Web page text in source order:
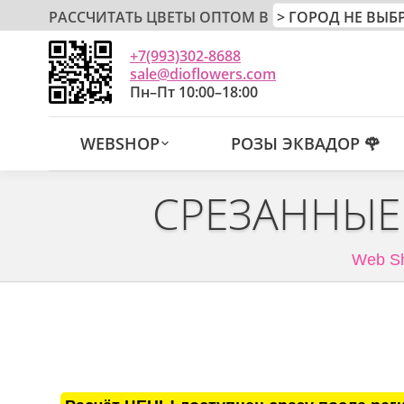
РАССЧИТАТЬ ЦВЕТЫ ОПТОМ В
+7(993)302-8688
sale@dioflowers.com
Пн–Пт 10:00–18:00
WEBSHOP РОЗЫ ЭКВАДОР 🌹
Web